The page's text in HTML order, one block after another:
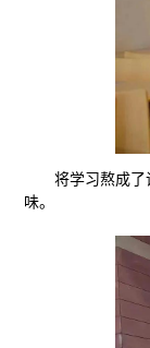
将学习熬成
味。